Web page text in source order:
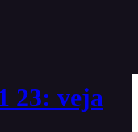
23: veja